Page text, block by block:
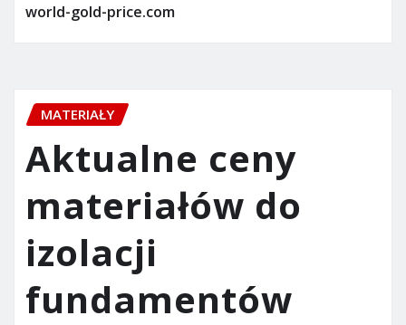
world-gold-price.com
MATERIAŁY
Aktualne ceny
materiałów do
izolacji
fundamentów